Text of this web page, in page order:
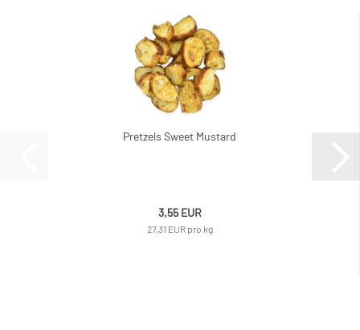
Pretzels Sweet Mustard
3,55 EUR
27,31 EUR pro kg